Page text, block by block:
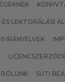
ÉS LEKTORÁLÁSI
IRÁNYELVEK
RÓLUNK SÜTI